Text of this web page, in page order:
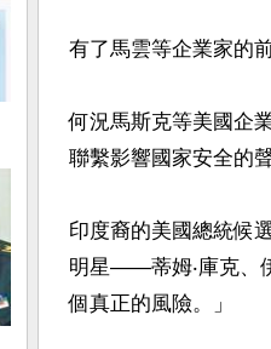
有了馬雲等企業家的
何況馬斯克等美國企
聯繫影響國家安全的
印度裔的美國總統候
明星——蒂姆‧庫克、
個真正的風險。」